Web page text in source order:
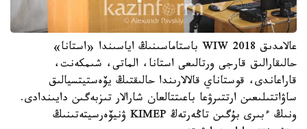
عالامدىق WIW 2018 باستاماسىنىڭ اياسىندا «استانا»
حالىقارالىق قارجى ورتالىعى استانا، الماتى، شىمكەنت،
قاراعاندى، قوستاناي قالالارىندا حالىقتىڭ يۆەستيتسيالىق
ساۋاتتىلىعىن ارتتىرۋعا باعىتتالعان شارالار تىزبەگىن دايىندادى.
ونىڭ ءبىرى بۇگىن تاڭەرتەڭ KIMEP ۋنيۆەرسيتەتىنىڭ